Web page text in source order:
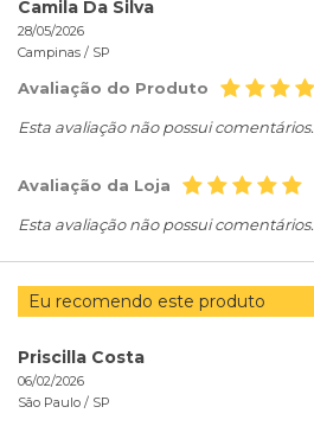
Camila Da Silva
28/05/2026
Campinas / SP
Avaliação do Produto
Esta avaliação não possui comentários.
Avaliação da Loja
Esta avaliação não possui comentários.
Eu recomendo este produto
Priscilla Costa
06/02/2026
São Paulo / SP